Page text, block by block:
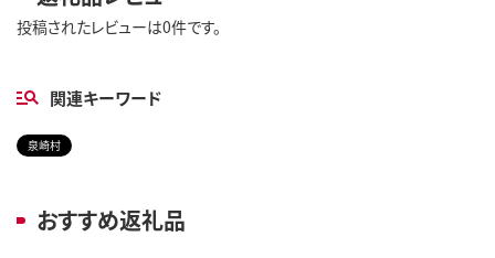
投稿されたレビューは0件です。
関連キーワード
泉崎村
おすすめ返礼品